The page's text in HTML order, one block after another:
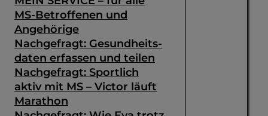
MS-Betroffenen und
Angehörige
Nachgefragt: Gesundheits­
daten erfassen und teilen
Nachgefragt: Sportlich
aktiv mit MS – Victor läuft
Marathon